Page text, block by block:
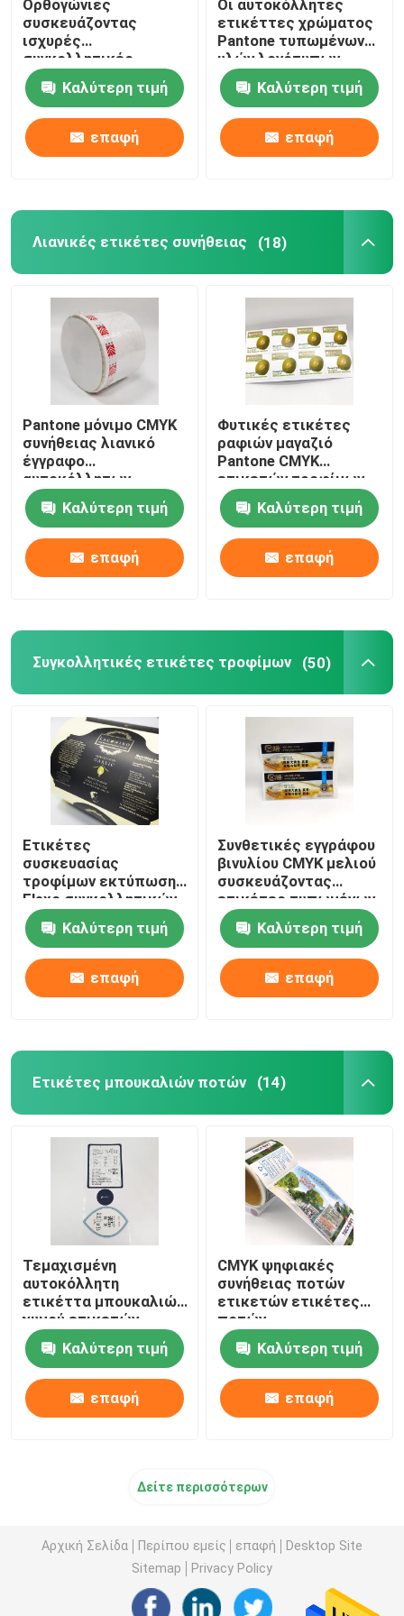
Ορθογώνιες
συσκευάζοντας
ισχυρές
συγκολλητικές
κολλώδεις ετικέτες
ταινιών
αυτοκόλλητων
ετικεττών BOPP
ετικετών
Καλύτερη τιμή
επαφή
Οι αυτοκόλλητες
ετικέττες χρώματος
Pantone τυπωμένων
υλών λογότυπων
προσάρμοσαν την
αδιάβροχη στιλπνή
βινυλίου αυτοκόλλητη
ετικέττα ρόλων
Καλύτερη τιμή
επαφή
Λιανικές ετικέτες συνήθειας (18)
Pantone μόνιμο CMYK
συνήθειας λιανικό
έγγραφο
αυτοκόλλητων
ετικεττών ετικετών
σαφές εκτυπώσιμο
Καλύτερη τιμή
επαφή
Φυτικές ετικέτες
ραφιών μαγαζιό
Pantone CMYK
ετικετών τροφίμων
BOPP
Καλύτερη τιμή
επαφή
Συγκολλητικές ετικέτες τροφίμων (50)
Ετικέτες
συσκευασίας
τροφίμων εκτύπωσης
Flexo συγκολλητικών
ετικετών τροφίμων
απόδειξης BOPP
πετρελαίου
Καλύτερη τιμή
επαφή
Συνθετικές εγγράφου
βινυλίου CMYK μελιού
συσκευάζοντας
ετικέτες τυπωμένων
υλών ετικετών
ψηφιακέςΚαλύτερη τιμή
επαφή
Ετικέτες μπουκαλιών ποτών (14)
Τεμαχισμένη
αυτοκόλλητη
ετικέττα μπουκαλιών
χυμού ετικετών
μπουκαλιών ποτών
Pantone CMYK
Καλύτερη τιμή
επαφή
CMYK ψηφιακές
συνήθειας ποτών
ετικετών ετικέτες
ποτών
ελασματοποίησης
Pantone στιλπνές για
τα μπουκάλια
Καλύτερη τιμή
επαφή
Δείτε περισσότερων
Αρχική Σελίδα Περίπου εμείς επαφή
Desktop Site
Sitemap
Privacy Policy